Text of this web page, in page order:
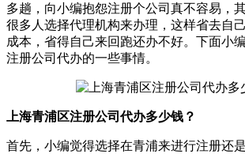
多趟，向小编抱怨注册个公司真不容易，
很多人选择代理机构来办理，这样省去自
成本，省得自己来回跑还办不好。下面小
注册公司代办的一些事情。
上海青浦区注册公司代办多少钱？
首先，小编觉得选择在青浦来进行注册还